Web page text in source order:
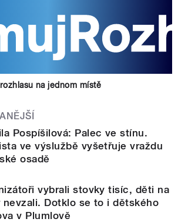
na jednom místě
Pospíšilová: Palec ve stínu.
ve výslužbě vyšetřuje vraždu
osadě
vybrali stovky tisíc, děti na
nevzali. Dotklo se to i dětského
v Plumlově